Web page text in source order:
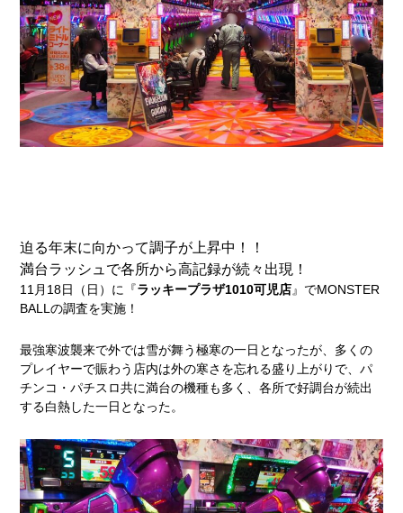
迫る年末に向かって調子が上昇中！！
満台ラッシュで各所から高記録が続々出現！
11月18日（日）に『ラッキープラザ1010可児店』でMONSTER
BALLの調査を実施！
最強寒波襲来で外では雪が舞う極寒の一日となったが、多くの
プレイヤーで賑わう店内は外の寒さを忘れる盛り上がりで、パ
チンコ・パチスロ共に満台の機種も多く、各所で好調台が続出
する白熱した一日となった。